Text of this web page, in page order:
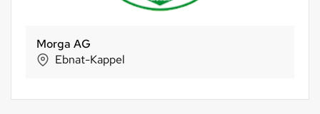
Morga AG
Ebnat-Kappel